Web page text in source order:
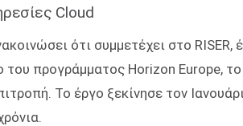
Cloud
ότι συμμετέχει στο RISER,
του προγράμματος Horizon Europe, το
Το έργο ξεκίνησε τον